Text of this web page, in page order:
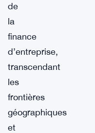
de
la
finance
d’entreprise,
transcendant
les
frontières
géographiques
et